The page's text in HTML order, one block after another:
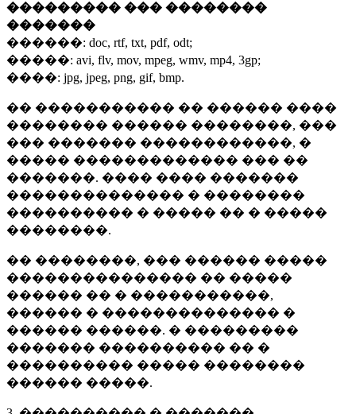
��������� ��� ��������
�������
������: doc, rtf, txt, pdf, odt;
�����: avi, flv, mov, mpeg, wmv, mp4, 3gp;
����: jpg, jpeg, png, gif, bmp.
�� ����������� �� ������ ����
�������� ������ ��������, ���
��� ������� ������������, �
����� ������������� ��� ��
�������. ���� ���� �������
�������������� � ��������
���������� � ����� �� � �����
��������.
�� ��������, ��� ������ �����
��������������� �� �����
������ �� � �����������,
������ � �������������� �
������ ������. � ���������
������� ���������� �� �
���������� ����� ��������
������ �����.